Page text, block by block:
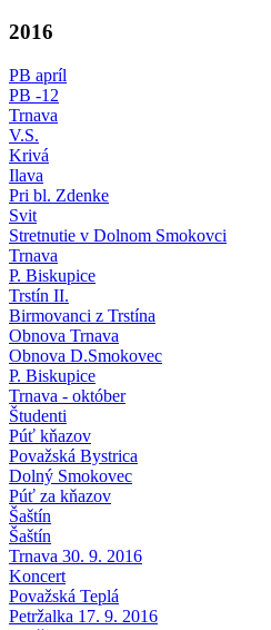
2016
PB apríl
PB -12
Trnava
V.S.
Krivá
Ilava
Pri bl. Zdenke
Svit
Stretnutie v Dolnom Smokovci
Trnava
P. Biskupice
Trstín II.
Birmovanci z Trstína
Obnova Trnava
Obnova D.Smokovec
P. Biskupice
Trnava - október
Študenti
Púť kňazov
Považská Bystrica
Dolný Smokovec
Púť za kňazov
Šaštín
Šaštín
Trnava 30. 9. 2016
Koncert
Považská Teplá
Petržalka 17. 9. 2016